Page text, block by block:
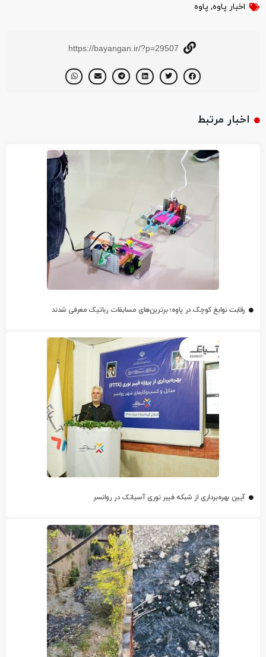
اخبار پاوه, پاوه
https://bayangan.ir/?p=29507
اخبار مرتبط
رقابت نوابغ کوچک در پاوه؛ برترین‌های مسابقات رباتیک معرفی شدند
آیین بهره‌برداری از شبکه فیبر نوری آسیاتک در روانسر